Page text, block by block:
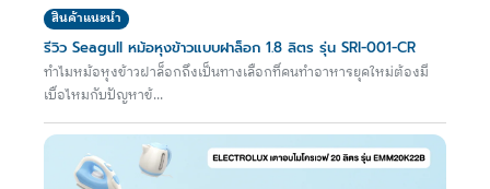
สินค้าแนะนำ
รีวิว Seagull หม้อหุงข้าวแบบฝาล็อก 1.8 ลิตร รุ่น SRI-001-CR
ทำไมหม้อหุงข้าวฝาล็อกถึงเป็นทางเลือกที่คนทำอาหารยุคใหม่ต้องมี
เบื่อไหมกับปัญหาข้...